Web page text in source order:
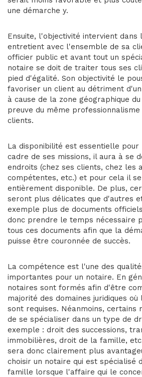
une démarche y.
Ensuite, l'objectivité intervient
entretient avec l'ensemble de sa
officier public et avant tout un
notaire se doit de traiter tous ses
pied d'égalité. Son objectivité le
favoriser un client au détriment
à cause de la zone géographique
preuve du même
clients.
La disponibilité est essentielle pour
cadre de ses missions, il aura à se
endroits (chez ses clients, chez les
compétentes, etc.) et pour cela il
entièrement disponible. De plus,
seront plus délicates que d'autres
exemple plus de documents
donc prendre le temps nécessaire
tous ces documents afin que la
puisse être couronnée de succès.
La compétence est l'une des
importantes pour un notaire. En
notaires sont formés afin d'être
majorité des domaines juridiques
sont requises. Néanmoins, certains
de se spécialiser dans un type de
exemple : droit des successions,
immobilières, droit de la famille,
sera donc clairement plus
choisir un notaire qui est spécialisé
famille lorsque l'affaire qui le